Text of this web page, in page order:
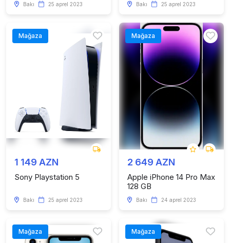
Bakı 25 aprel 2023 Bakı 25 aprel 2023
Mağaza
1 149 AZN
Sony Playstation 5
Bakı 25 aprel 2023
Mağaza
2 649 AZN
Apple iPhone 14 Pro Max
128 GB
Bakı 24 aprel 2023
Mağaza Mağaza